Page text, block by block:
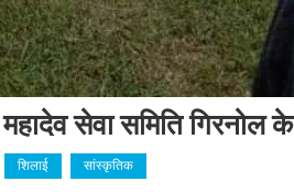
सेवा समिति गिरनोल
शिलाई सांस्कृतिक